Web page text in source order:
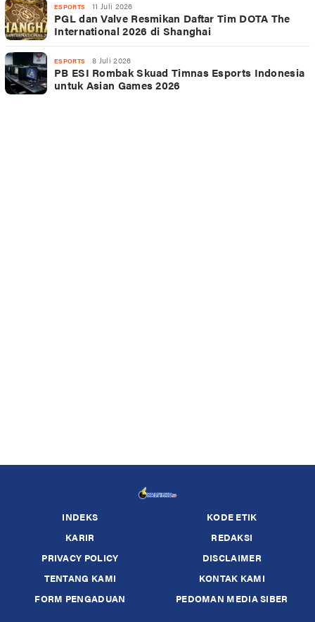
ESPORTS 11 Juli 2026
PGL dan Valve Resmikan Daftar Tim DOTA The
International 2026 di Shanghai
ESPORTS 8 Juli 2026
PB ESI Rombak Skuad Timnas Esports Indonesia
untuk Asian Games 2026
INDEKS
KODE ETIK
KARIR
REDAKSI
PRIVACY POLICY
DISCLAIMER
TENTANG KAMI
KONTAK KAMI
FORM PENGADUAN
PEDOMAN MEDIA SIBER